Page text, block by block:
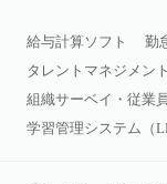
給与計算ソフト 勤
タレントマネジメン
組織サーベイ・従業
学習管理システム（